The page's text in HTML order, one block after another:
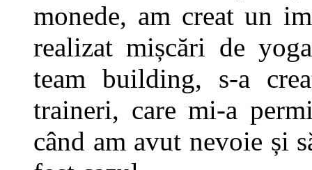
monede, am creat un
realizat mișcări de
team building, s-a
traineri, care mi-a
când am avut nevoie și